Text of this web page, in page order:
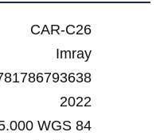
CAR-C26
Imray
2022
WGS 84